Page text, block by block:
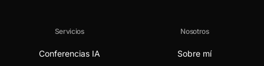
Servicios
Conferencias IA
Nosotros
Sobre mí